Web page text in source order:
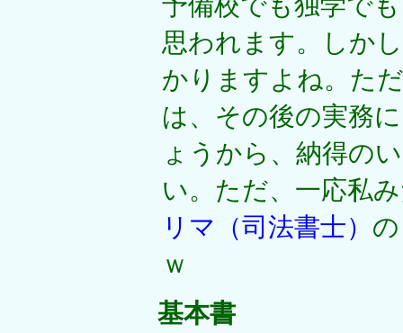
思われます。しか
かりますよね。た
は、その後の実務
ょうから、納得の
い。ただ、一応私
リマ（司法書士）
ｗ
基本書